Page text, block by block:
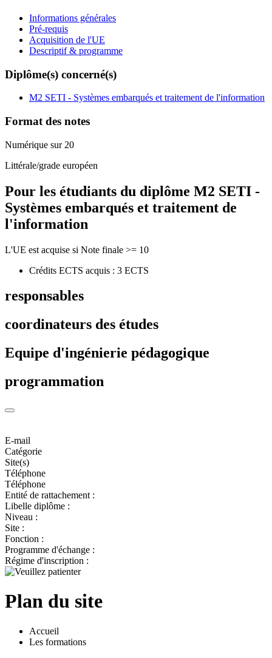
Informations générales
Pré-requis
Acquisition de l'UE
Descriptif & programme
Diplôme(s) concerné(s)
M2 SETI - Systèmes embarqués et traitement de l'information
Format des notes
Numérique sur 20
Littérale/grade européen
Pour les étudiants du diplôme M2 SETI -
Systèmes embarqués et traitement de
l'information
L'UE est acquise si Note finale >= 10
Crédits ECTS acquis : 3 ECTS
responsables
coordinateurs des études
Equipe d'ingénierie pédagogique
programmation
E-mail
Catégorie
Site(s)
Téléphone
Téléphone
Entité de rattachement :
Libelle diplôme :
Niveau :
Site :
Fonction :
Programme d'échange :
Régime d'inscription :
Plan du site
Accueil
Les formations